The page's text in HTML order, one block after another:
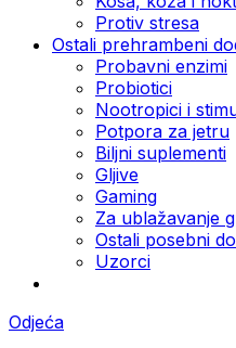
Protiv stresa
Ostali prehrambeni
Probavni enzimi
Probiotici
Nootropici i
Potpora za jetru
Biljni suplementi
Gljive
Gaming
Za ublažavanje
Ostali posebni
Uzorci
Odjeća